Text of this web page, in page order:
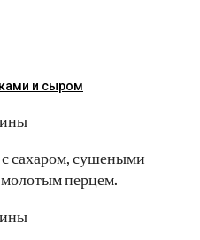
и сыром
сахаром, сушеными
перцем.